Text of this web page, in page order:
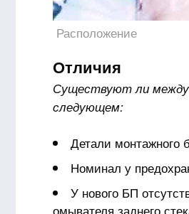
Расположение
Отличия
Существуют ли между
следующем:
Детали монтажного
Номинал у
У нового БП
омывателя заднего